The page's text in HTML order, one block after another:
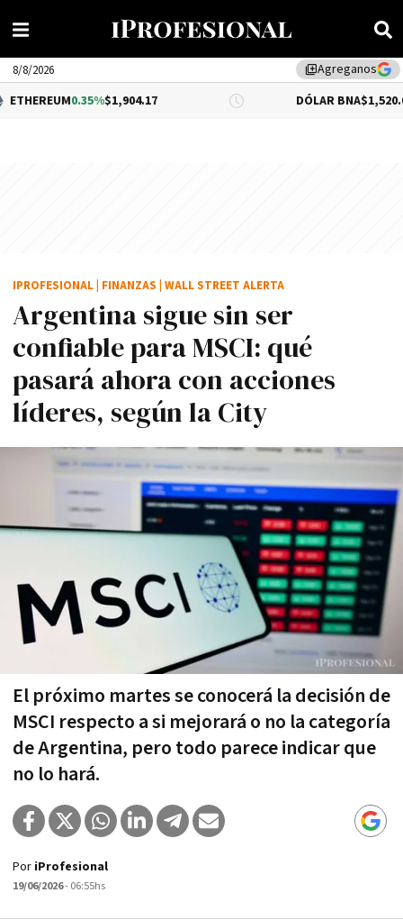
library_addAgreganos
8/8/2026
0.35%$1,904.17 DÓLAR BNA $1,520.00
Argentina sigue sin ser
confiable para MSCI: qué
pasará ahora con acciones
líderes, según la City
El próximo martes se conocerá la decisión de
MSCI respecto a si mejorará o no la categoría
de Argentina, pero todo parece indicar que
no lo hará.
IPROFESIONAL FINANZAS WALL STREET ALERTA
Por iProfesional
19/06/2026- 06:55hs